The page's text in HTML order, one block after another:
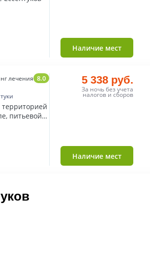
Наличие мест
лечения 8.0
территорией
питьевой
5 338 руб.
За ночь без учета
налогов и сборов
Наличие мест